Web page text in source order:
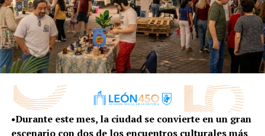
y el programa está habilitado de martes a domingo en
un horario de 10 de la mañana a 5 de la tarde; la persona
recibe la comida para que pueda alimentar a la jirafa,
acariciarla y tomarse una fotografía con ella.
En el caso de la interacción con los agapornis, el costo
es de 21 pesos por un tiempo de 10 minutos; la persona
ingresa a la jaula, pone la comida en su mano para que el
periquito se acerque y pueda tener la fotografía.
•Durante este mes, la ciudad se convierte en un gran
escenario con dos de los encuentros culturales más